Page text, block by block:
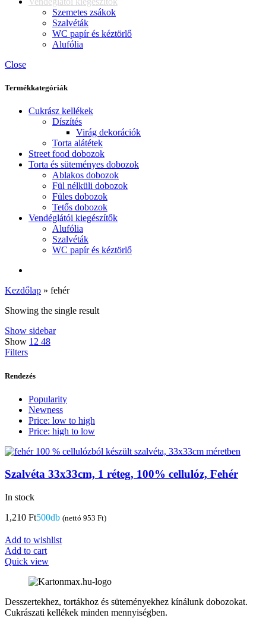
Szemetes zsákok
Szalvéták
WC papír és kéztörlő
Alufólia
Close
Termékkategóriák
Cukrász kellékek
Díszítés
Virág dekorációk
Torta alátétek
Street food dobozok
Torta és süteményes dobozok
Ablakos dobozok
Fül nélküli dobozok
Füles dobozok
Tetős dobozok
Vendéglátói kiegészítők
Alufólia
Szalvéták
WC papír és kéztörlő
Kezdőlap » fehér
Showing the single result
Show sidebar
Show 12 48
Filters
Rendezés
Popularity
Newness
Price: low to high
Price: high to low
Szalvéta 33x33cm, 1 réteg, 100% cellulóz, Fehér
In stock
1,210 Ft500db (nettó 953 Ft)
Add to wishlist
Add to cart
Quick view
Desszertekhez, tortákhoz és süteményekhez kínálunk dobozokat.
Cukrászati kellékek minden mennyiségben.